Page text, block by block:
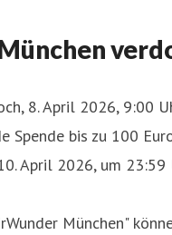
8. April 2026, 9:00
Spende bis zu 100
April 2026, um 23:59
München"